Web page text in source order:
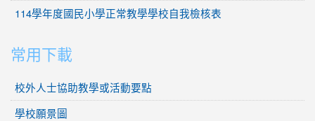
114學年度國民小學正常教學學校自我檢核表
常用下載
校外人士協助教學或活動要點
學校願景圖